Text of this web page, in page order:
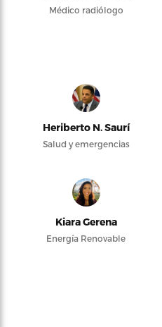
Médico radiólogo
Heriberto N. Saurí
Salud y emergencias
Kiara Gerena
Energía Renovable